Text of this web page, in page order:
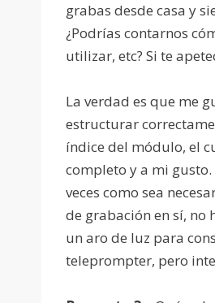
grabas desde casa y
¿Podrías contarnos
utilizar, etc? Si te
La verdad es que me
estructurar
índice del módulo, el
completo y a mi
veces como sea
de grabación en sí, no
un aro de luz para
teleprompter, pero